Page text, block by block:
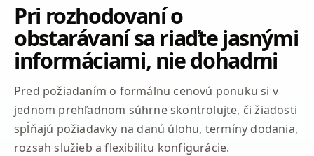
Pri rozhodovaní o
obstarávaní sa riaďte jasnými
informáciami, nie dohadmi
Pred požiadaním o formálnu cenovú ponuku si v
jednom prehľadnom súhrne skontrolujte, či žiadosti
spĺňajú požiadavky na danú úlohu, termíny dodania,
rozsah služieb a flexibilitu konfigurácie.